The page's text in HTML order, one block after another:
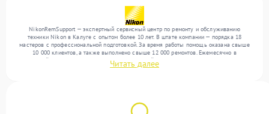
NikonRemSupport — экспертный сервисный центр по ремонту и обслуживанию
техники Nikon в Калуге с опытом более 10 лет. В штате компании — порядка 18
мастеров с профессиональной подготовкой. За время работы помощь оказана свыше
10 000 клиентов, а также выполнено свыше 12 000 ремонтов. Ежемесячно в
сервисный центр поступает более 300 обращений, включая , , . Мы беремся за задачи
любой сложности и гарантируем высокое качество обслуживания благодаря
Читать далее